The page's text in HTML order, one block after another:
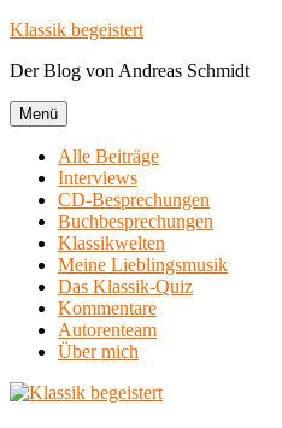
Zum
springen
Klassik begeistert
Der Blog von Andreas Schmidt
Menü
Alle Beiträge
Interviews
CD-Besprechungen
Buchbesprechungen
Klassikwelten
Meine Lieblingsmusik
Das Klassik-Quiz
Kommentare
Autorenteam
Über mich